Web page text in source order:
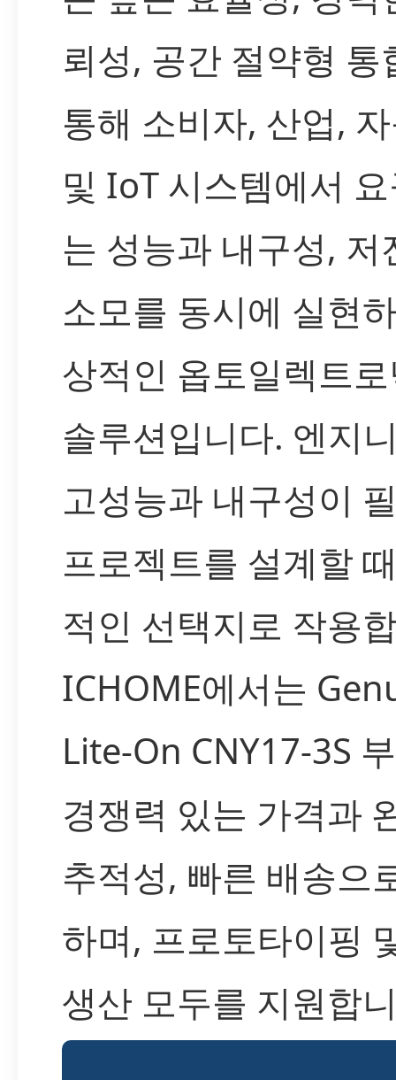
뢰성, 공간 절약형 통
통해 소비자, 산업,
및 IoT 시스템에서
는 성능과 내구성, 저
소모를 동시에 실현
상적인 옵토일렉트
솔루션입니다. 엔지
고성능과 내구성이
프로젝트를 설계할
적인 선택지로 작용
ICHOME에서는
Lite-On CNY17-3S
경쟁력 있는 가격과
추적성, 빠른 배송으
하며, 프로토타이핑
생산 모두를 지원합